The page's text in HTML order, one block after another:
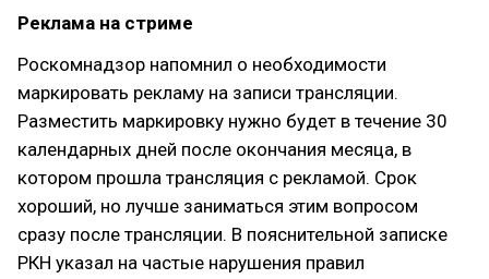
Реклама на стриме
Роскомнадзор напомнил о необходимости
маркировать рекламу на записи трансляции.
Разместить маркировку нужно будет в течение 30
календарных дней после окончания месяца, в
котором прошла трансляция с рекламой. Срок
хороший, но лучше заниматься этим вопросом
сразу после трансляции. В пояснительной записке
РКН указал на частые нарушения правил